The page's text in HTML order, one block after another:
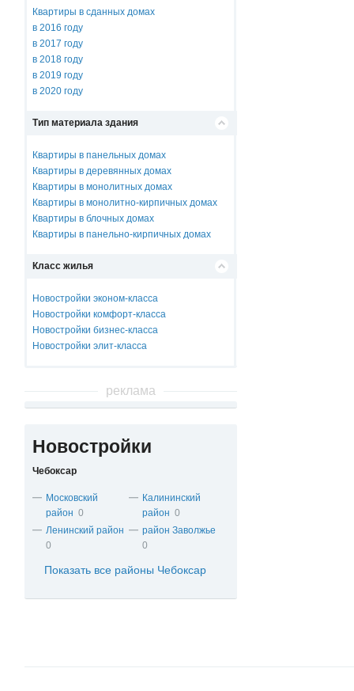
Квартиры в сданных домах
в 2016 году
в 2017 году
в 2018 году
в 2019 году
в 2020 году
Тип материала здания
Квартиры в панельных домах
Квартиры в деревянных домах
Квартиры в монолитных домах
Квартиры в монолитно-кирпичных домах
Квартиры в блочных домах
Квартиры в панельно-кирпичных домах
Класс жилья
Новостройки эконом-класса
Новостройки комфорт-класса
Новостройки бизнес-класса
Новостройки элит-класса
реклама
Новостройки
Чебоксар
Московский
район 0
Ленинский район
0
Калининский
район 0
район Заволжье
0
Показать все районы Чебоксар